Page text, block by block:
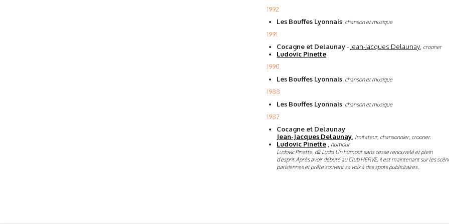
1992
Les Bouffes Lyonnais, chanson et musique
1991
Cocagne et Delaunay- Jean-Jacques Delaunay, crooner
Ludovic Pinette
1990
Les Bouffes Lyonnais, chanson et musique
1988
Les Bouffes Lyonnais, chanson et musique
1987
Cocagne et Delaunay
Jean-Jacques Delaunay, Imitateur, chansonnier, crooner.
Ludovic Pinette,
humour
Ludovic Pinette, dit Ludo. Un humour sans cesse renouvelé et plein
d'esprit.Après avoir débuté au Club HERVE, il est maintenant sur les
parisiennes et prête souvent sa voix à des spots publicitaires.